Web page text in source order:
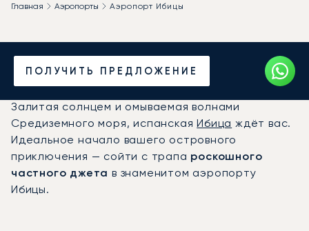
ПОЛУЧИТЬ ПРЕДЛОЖЕНИЕ
Главная Аэропорты Аэропорт Ибицы
Частный джет в
аэропорт Ибицы (IBZ)
Залитая солнцем и омываемая волнами
Средиземного моря, испанскаяИбица ждёт вас.
Идеальное начало вашего островного
приключения — сойти с трапа роскошного
частного джета в знаменитом аэропорту
Ибицы.